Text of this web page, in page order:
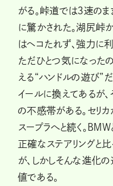
がる。峠道では3速のま
に驚かされた。湖尻峠
はヘコたれず、強力に利
ただひとつ気になった
える“ハンドルの遊び”
イールに換えてあるが
の不感帯がある。セリカ
スープラへと続く。
正確なステアリングと
が、しかしそんな進化
値である。